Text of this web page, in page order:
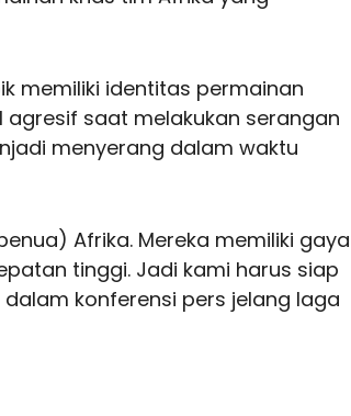
memiliki identitas permainan
saat melakukan serangan
menyerang dalam waktu
Afrika. Mereka memiliki gaya
tinggi. Jadi kami harus siap
konferensi pers jelang laga